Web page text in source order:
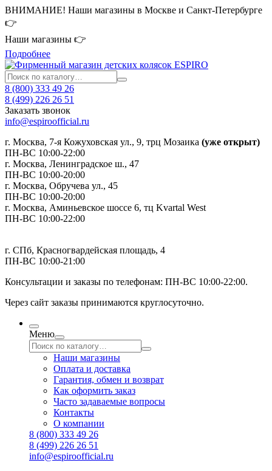
ВНИМАНИЕ! Наши магазины в Москве и Санкт-Петербурге
👉
Наши магазины 👉
Подробнее
8 (800) 333 49 26
8 (499) 226 26 51
Заказать звонок
info@espiroofficial.ru
г. Москва, 7-я Кожуховская ул., 9, трц Мозаика (уже открыт)
ПН-ВС 10:00-22:00
г. Москва, Ленинградское ш., 47
ПН-ВС 10:00-20:00
г. Москва, Обручева ул., 45
ПН-ВС 10:00-20:00
г. Москва, Аминьевское шоссе 6, тц Kvartal West
ПН-ВС 10:00-22:00
г. СПб, Красногвардейская площадь, 4
ПН-ВС 10:00-21:00
Консультации и заказы по телефонам: ПН-ВС 10:00-22:00.
Через сайт заказы принимаются круглосуточно.
Меню
Наши магазины
Оплата и доставка
Гарантия, обмен и возврат
Как оформить заказ
Часто задаваемые вопросы
Контакты
О компании
8 (800) 333 49 26
8 (499) 226 26 51
info@espiroofficial.ru